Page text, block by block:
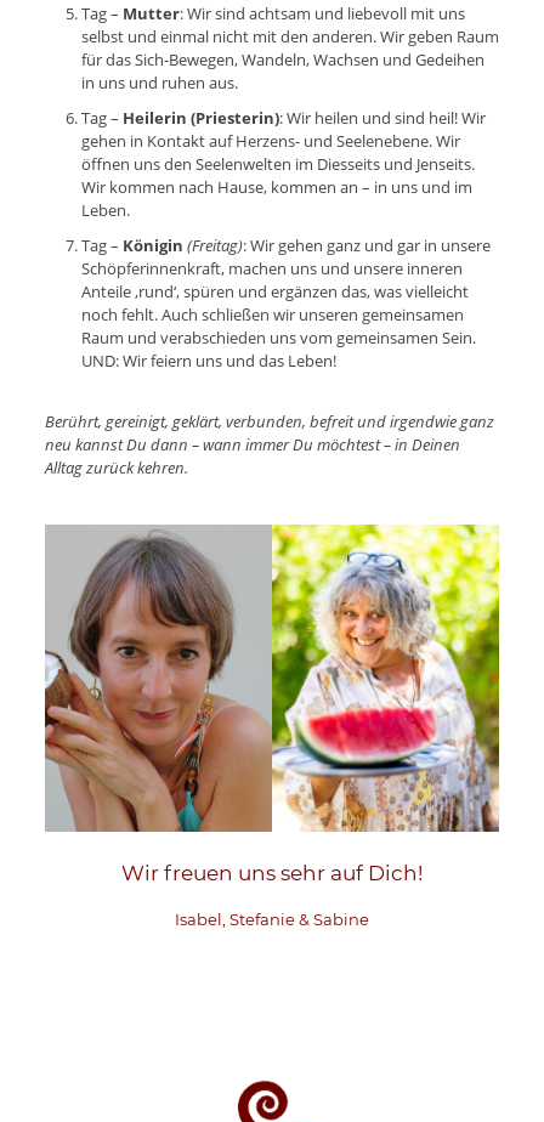
Tag – Mutter: Wir sind achtsam und liebevoll mit uns
selbst und einmal nicht mit den anderen. Wir geben Raum
für das Sich-Bewegen, Wandeln, Wachsen und Gedeihen
in uns und ruhen aus.
Tag – Heilerin (Priesterin): Wir heilen und sind heil! Wir
gehen in Kontakt auf Herzens- und Seelenebene. Wir
öffnen uns den Seelenwelten im Diesseits und Jenseits.
Wir kommen nach Hause, kommen an – in uns und im
Leben.
Tag – Königin (Freitag): Wir gehen ganz und gar in unsere
Schöpferinnenkraft, machen uns und unsere inneren
Anteile ‚rund‘, spüren und ergänzen das, was vielleicht
noch fehlt. Auch schließen wir unseren gemeinsamen
Raum und verabschieden uns vom gemeinsamen Sein.
UND: Wir feiern uns und das Leben!
Berührt, gereinigt, geklärt, verbunden, befreit und irgendwie ganz
neu kannst Du dann – wann immer Du möchtest – in Deinen
Alltag zurück kehren.
Wir freuen uns sehr auf Dich!
Isabel, Stefanie & Sabine